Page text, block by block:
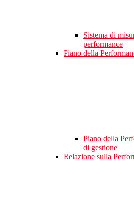
Sistema di
performance
Piano della
Piano della
di gestione
Relazione sulla